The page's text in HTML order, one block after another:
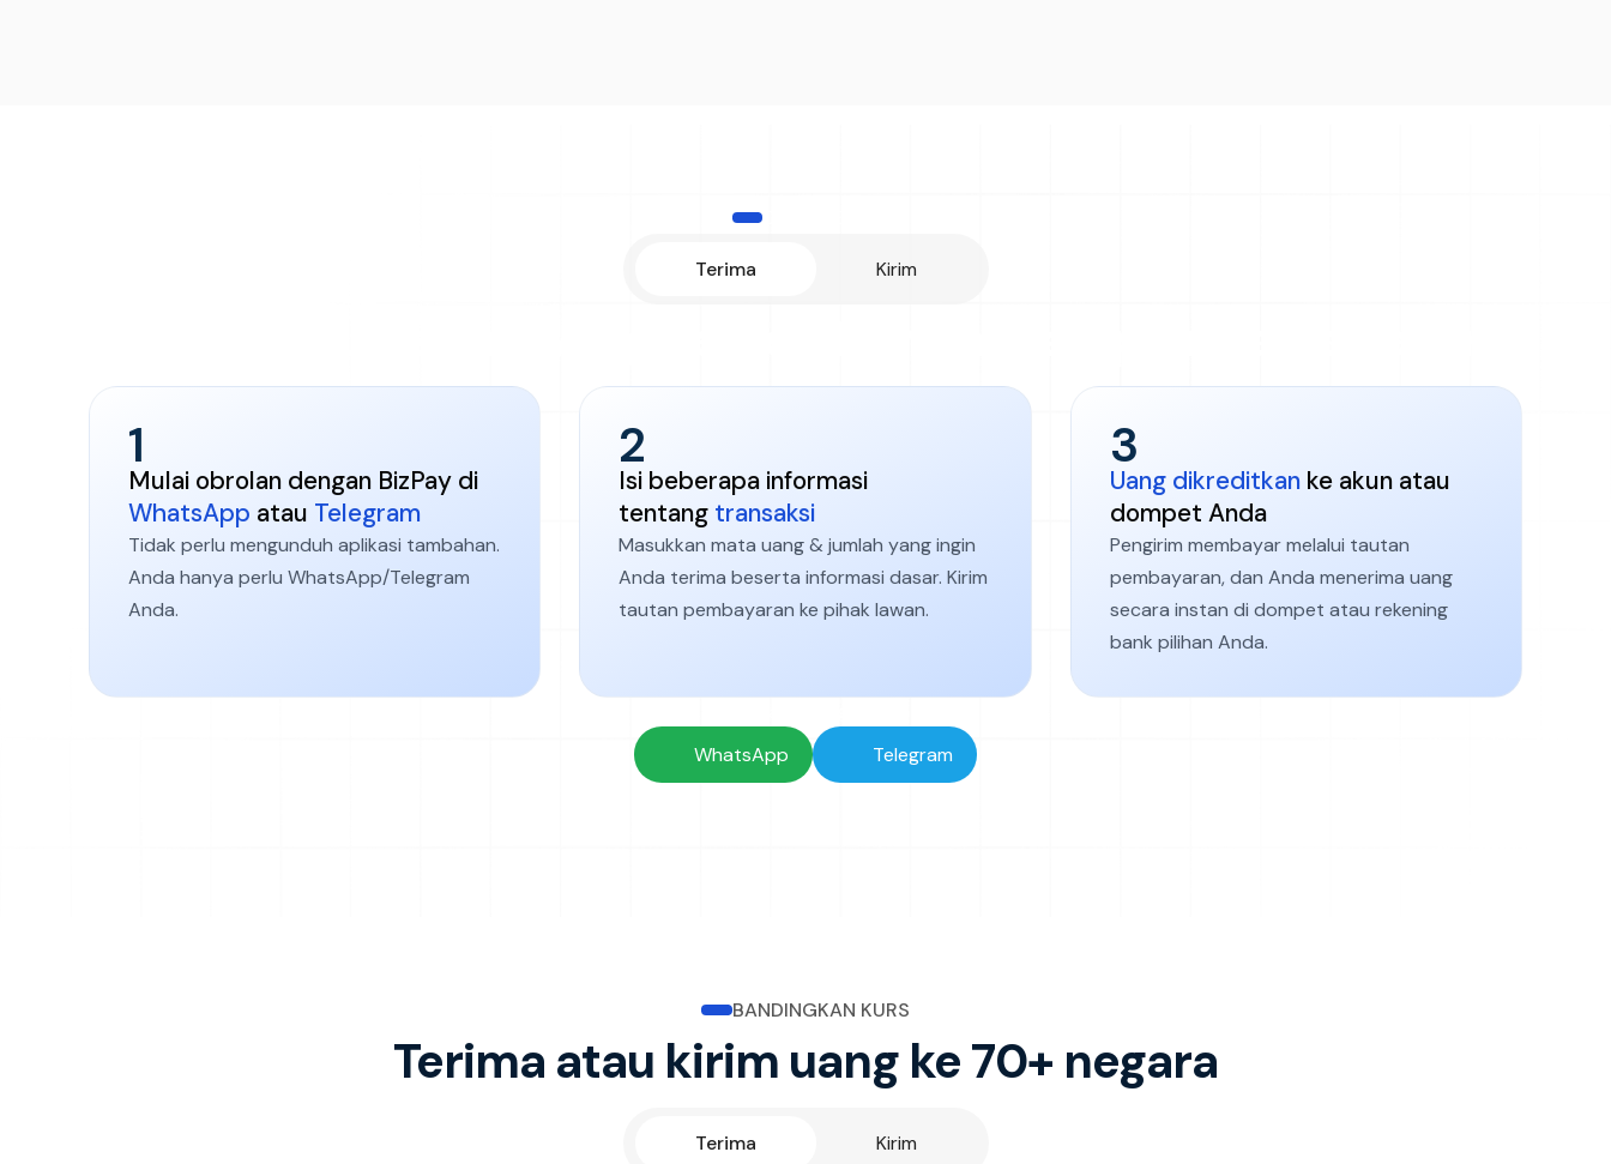
Terima Kirim
1
Mulai obrolan dengan BizPay di
WhatsApp atau Telegram
Tidak perlu mengunduh aplikasi tambahan.
Anda hanya perlu WhatsApp/Telegram
Anda.
2
Isi beberapa informasi
tentang transaksi
Masukkan mata uang & jumlah yang ingin
Anda terima beserta informasi dasar. Kirim
tautan pembayaran ke pihak lawan.
3
Uang dikreditkanke akun atau
dompet Anda
Pengirim membayar melalui tautan
pembayaran, dan Anda menerima uang
secara instan di dompet atau rekening
bank pilihan Anda.
WhatsApp
Telegram
BANDINGKAN KURS
Terima atau kirim uang ke 70+ negara
Terima Kirim